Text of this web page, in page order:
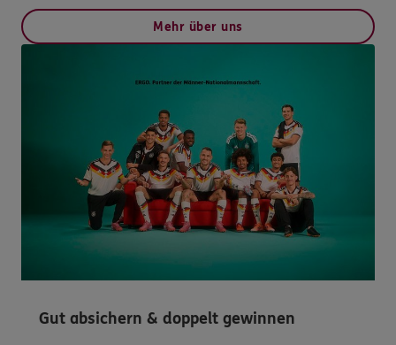
Mehr über uns
Gut absichern & doppelt gewinnen